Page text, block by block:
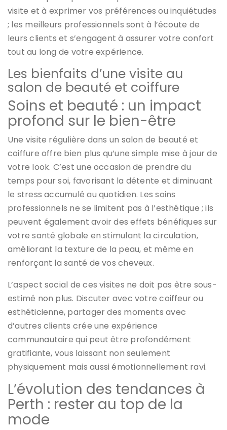
visite et à exprimer vos préférences ou inquiétudes
; les meilleurs professionnels sont à l’écoute de
leurs clients et s’engagent à assurer votre confort
tout au long de votre expérience.
Les bienfaits d’une visite au
salon de beauté et coiffure
Soins et beauté : un impact
profond sur le bien-être
Une visite régulière dans un salon de beauté et
coiffure offre bien plus qu’une simple mise à jour de
votre look. C’est une occasion de prendre du
temps pour soi, favorisant la détente et diminuant
le stress accumulé au quotidien. Les soins
professionnels ne se limitent pas à l’esthétique ; ils
peuvent également avoir des effets bénéfiques sur
votre santé globale en stimulant la circulation,
améliorant la texture de la peau, et même en
renforçant la santé de vos cheveux.
L’aspect social de ces visites ne doit pas être sous-
estimé non plus. Discuter avec votre coiffeur ou
esthéticienne, partager des moments avec
d’autres clients crée une expérience
communautaire qui peut être profondément
gratifiante, vous laissant non seulement
physiquement mais aussi émotionnellement ravi.
L’évolution des tendances à
Perth : rester au top de la
mode